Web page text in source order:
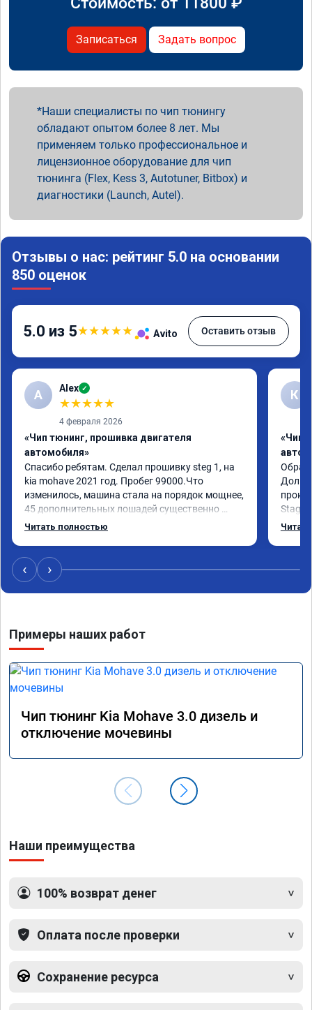
Записаться Задать вопрос
Наши специалисты по чип тюнингу
обладают опытом более 8 лет. Мы
применяем только профессиональное и
лицензионное оборудование для чип
тюнинга (Flex, Kess 3, Autotuner, Bitbox) и
диагностики (Launch, Autel).
Отзывы о нас: рейтинг 5.0 на основании
850 оценок
5.0 из 5★★★★★ Avito Оставить отзыв
A Alex ✓
★★★★★
4 февраля 2026
«Чип тюнинг, прошивка двигателя
автомобиля»
Спасибо ребятам. Сделал прошивку steg 1, на
kia mohave 2021 год. Пробег 99000.Что
изменилось, машина стала на порядок мощнее,
45 дополнительных лошадей существенно
чувствуется и соответственно крутящего
12-12.5. Коробка перестала подпинывать при
наборе скорости. Педаль газа более
отзывчевее. В целом, я очень доволен.!
Читать полностью
К
«Чип
Долго
Stage
с
‹ ›
Примеры наших работ
Чип тюнинг Kia Mohave 3.0 дизель и
отключение мочевины
Наши преимущества
100% возврат денег
Оплата после проверки
Сохранение ресурса